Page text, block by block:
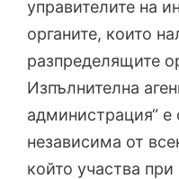
управителите на
органите, които
разпределящите
Изпълнителна
администрация“ е
независима от
който участва